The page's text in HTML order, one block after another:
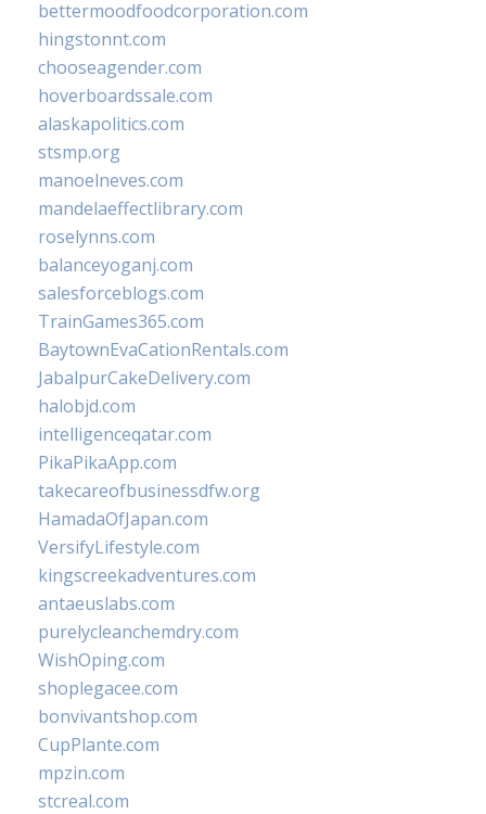
bettermoodfoodcorporation.com
hingstonnt.com
chooseagender.com
hoverboardssale.com
alaskapolitics.com
stsmp.org
manoelneves.com
mandelaeffectlibrary.com
roselynns.com
balanceyoganj.com
salesforceblogs.com
TrainGames365.com
BaytownEvaCationRentals.com
JabalpurCakeDelivery.com
halobjd.com
intelligenceqatar.com
PikaPikaApp.com
takecareofbusinessdfw.org
HamadaOfJapan.com
VersifyLifestyle.com
kingscreekadventures.com
antaeuslabs.com
purelycleanchemdry.com
WishOping.com
shoplegacee.com
bonvivantshop.com
CupPlante.com
mpzin.com
stcreal.com